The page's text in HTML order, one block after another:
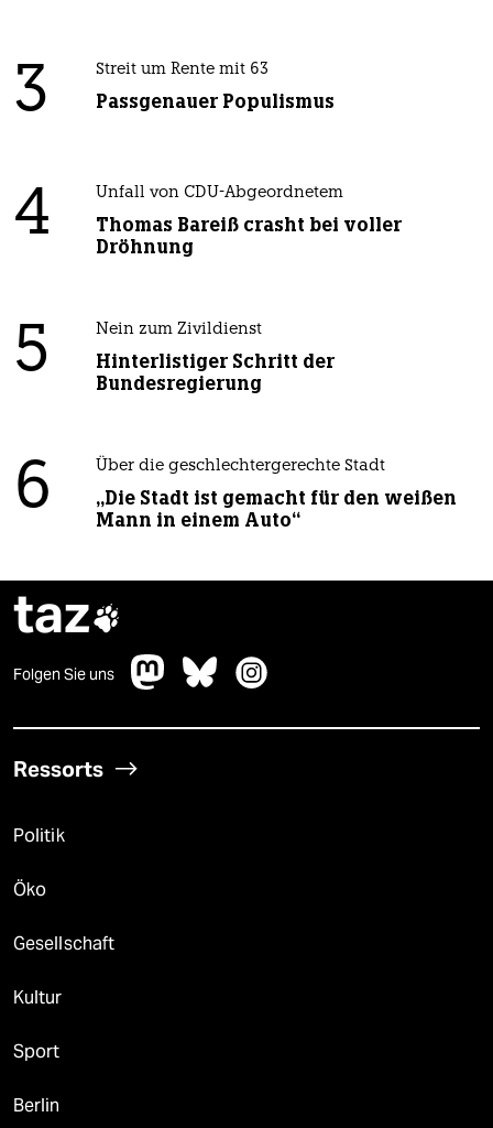
3 Streit um Rente mit 63
Passgenauer Populismus
4 Unfall von CDU-Abgeordnetem
Thomas Bareiß crasht bei voller
Dröhnung
5 Nein zum Zivildienst
Hinterlistiger Schritt der
Bundesregierung
6 Über die geschlechtergerechte Stadt
„Die Stadt ist gemacht für den weißen
Mann in einem Auto“
taz
Folgen Sie uns
Ressorts
Politik
Öko
Gesellschaft
Kultur
Sport
Berlin